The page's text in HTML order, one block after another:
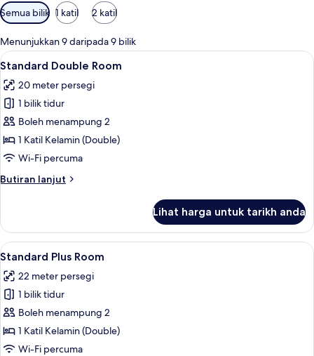
Penapis
yang
tersedia
untuk
bilik
Semua bilik 1 katil 2 katil
Menunjukkan 9 daripada 9 bilik
Lihat
semua
foto
untuk
Standard
Double
Room
Standard Double Room | Peti besi
4
Standard Double Room
20 meter persegi
1 bilik tidur
Boleh menampung 2
1 Katil Kelamin (Double)
Wi-Fi percuma
Butiran lanjut
Butiran
Double
Room
Lihat harga untuk tarikh anda
Lihat
semua
foto
untuk
Standard
Plus
Room
Standard Plus Room | Peti besi
6
Standard Plus Room
22 meter persegi
1 bilik tidur
Boleh menampung 2
1 Katil Kelamin (Double)
Wi-Fi percuma